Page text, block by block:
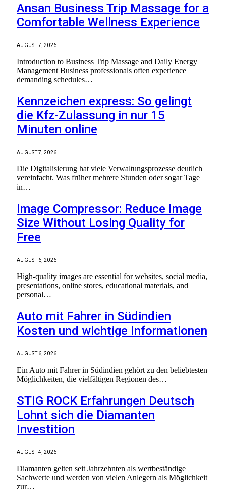
Ansan Business Trip Massage for a
Comfortable Wellness Experience
AUGUST 7, 2026
Introduction to Business Trip Massage and Daily Energy
Management Business professionals often experience
demanding schedules…
Kennzeichen express: So gelingt
die Kfz-Zulassung in nur 15
Minuten online
AUGUST 7, 2026
Die Digitalisierung hat viele Verwaltungsprozesse deutlich
vereinfacht. Was früher mehrere Stunden oder sogar Tage
in…
Image Compressor: Reduce Image
Size Without Losing Quality for
Free
AUGUST 6, 2026
High-quality images are essential for websites, social media,
presentations, online stores, educational materials, and
personal…
Auto mit Fahrer in Südindien
Kosten und wichtige Informationen
AUGUST 6, 2026
Ein Auto mit Fahrer in Südindien gehört zu den beliebtesten
Möglichkeiten, die vielfältigen Regionen des…
STIG ROCK Erfahrungen Deutsch
Lohnt sich die Diamanten
Investition
AUGUST 4, 2026
Diamanten gelten seit Jahrzehnten als wertbeständige
Sachwerte und werden von vielen Anlegern als Möglichkeit
zur…